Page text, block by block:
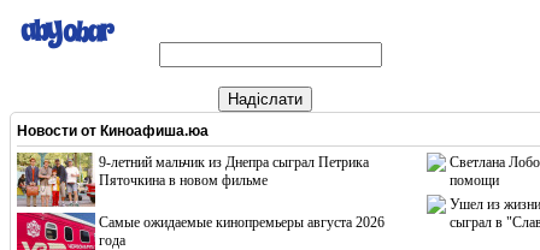
Надіслати
Новости от Киноафиша.юа
9-летний мальчик из Днепра сыграл Петрика
Пяточкина в новом фильме
Cамые ожидаемые кинопремьеры августа 2026
года
Светлана
помощи
Ушел из жизни
сыграл в